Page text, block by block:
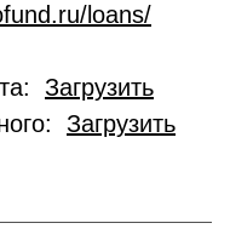
loans/
Загрузить
Загрузить